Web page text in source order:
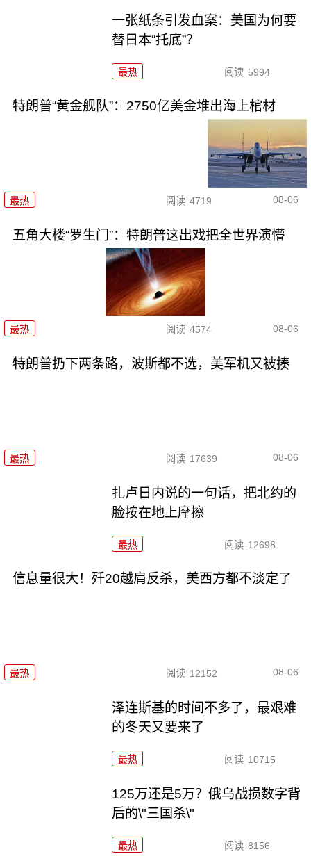
一张纸条引发血案：美国为何要
替日本“托底”？
最热 阅读 5994
特朗普“黄金舰队”：2750亿美金堆出海上棺材
最热 阅读 4719 08-06
五角大楼“罗生门”：特朗普这出戏把全世界演懵
最热 阅读 4574 08-06
特朗普扔下两条路，波斯都不选，美军机又被揍
最热 阅读 17639 08-06
扎卢日内说的一句话，把北约的
脸按在地上摩擦
最热 阅读 12698
信息量很大！歼20越肩反杀，美西方都不淡定了
最热 阅读 12152 08-06
泽连斯基的时间不多了，最艰难
的冬天又要来了
最热 阅读 10715
125万还是5万？俄乌战损数字背
后的\"三国杀\"
最热 阅读 8156